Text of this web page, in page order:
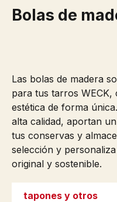
Bolas de
Las bolas de madera
para tus tarros
estética de forma
alta calidad, aportan
tus conservas y
selección y
original y sostenible.
tapones y otros